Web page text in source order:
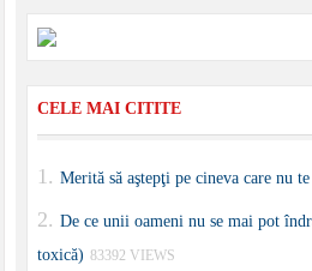
CELE MAI CITITE
Merită să aştepţi pe cineva care nu te
De ce unii oameni nu se mai pot
toxică) 83392 VIEWS